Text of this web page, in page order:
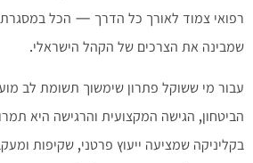
רפואי צמוד לאורך כל הדרך — הכל במסגרת
שמבינה את הצרכים של הקהל הישראלי.
עבור מי ששוקל פתרון שימשוך תשומת לב
הביטחון, הגישה המקצועית והרגישה היא
בקליניקה שמציעה ייעוץ פרטני, שקיפות